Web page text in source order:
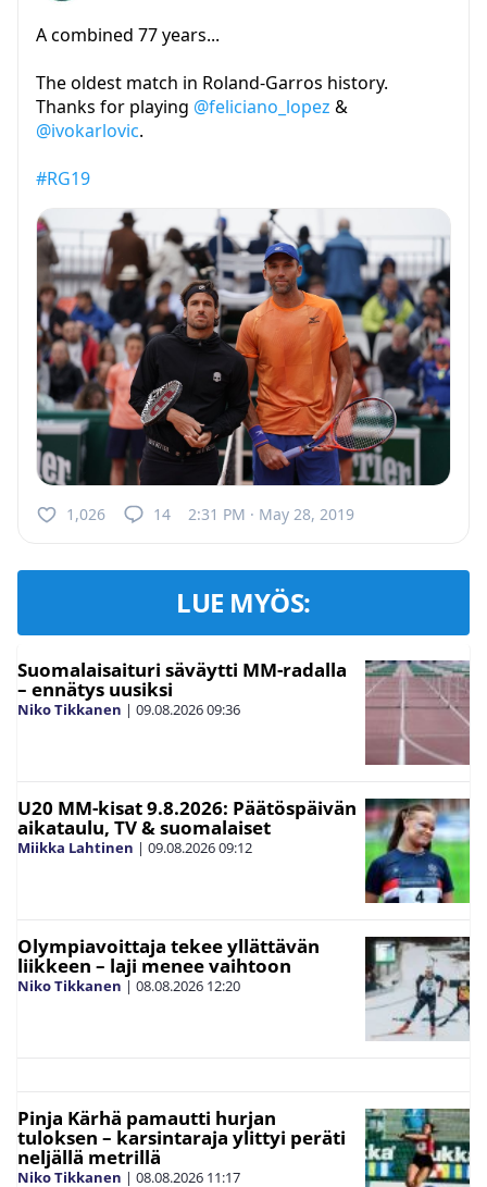
A combined 77 years...
The oldest match in Roland-Garros history.
Thanks for playing @feliciano_lopez &
@ivokarlovic.
#RG19
1,026 14 2:31 PM · May 28, 2019
LUE MYÖS:
Suomalaisaituri säväytti MM-radalla
– ennätys uusiksi
Niko Tikkanen | 09.08.202609:36
U20 MM-kisat 9.8.2026: Päätöspäivän
aikataulu, TV & suomalaiset
Miikka Lahtinen | 09.08.202609:12
Olympiavoittaja tekee yllättävän
liikkeen – laji menee vaihtoon
Niko Tikkanen | 08.08.2026 12:20
Pinja Kärhä pamautti hurjan
tuloksen – karsintaraja ylittyi peräti
neljällä metrillä
Niko Tikkanen | 08.08.2026 11:17